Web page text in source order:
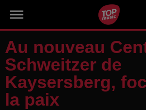
Au nouveau
Schweitzer de
Kaysersberg,
la paix